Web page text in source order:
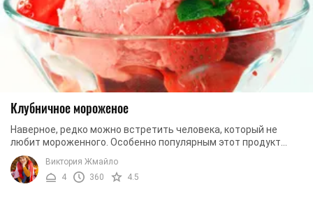
Клубничное мороженое
Наверное, редко можно встретить человека, который не
любит мороженного. Особенно популярным этот продукт
становится летом. Оно и не странно, ведь это ...
Виктория Жмайло
4
360 4.5